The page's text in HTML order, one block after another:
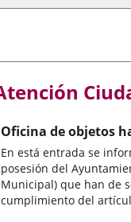
Oficina de objetos
En está entrada se
posesión del
Municipal) que han de
cumplimiento del